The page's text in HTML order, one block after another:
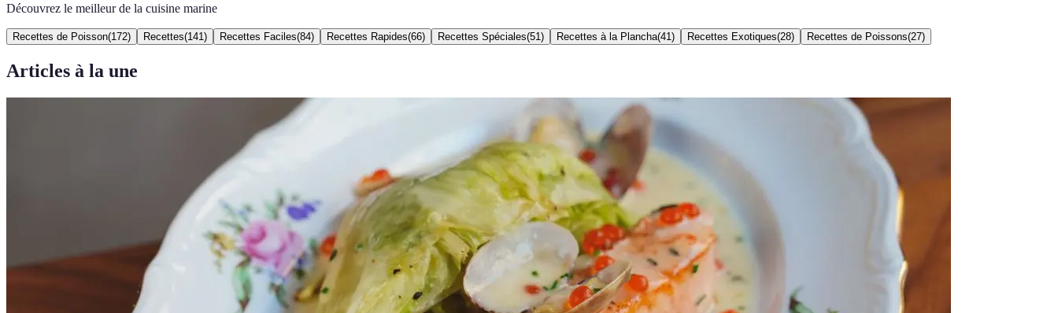
Découvrez le meilleur de la cuisine marine
Recettes de Poisson(172) Recettes(141 ) Recettes Faciles(84) Recettes Rapides(66) Recettes Spéciales(51 ) Recettes à la Plancha(41 ) Recettes Exotiques(28) Recettes de Poissons(27)
Articles à la une